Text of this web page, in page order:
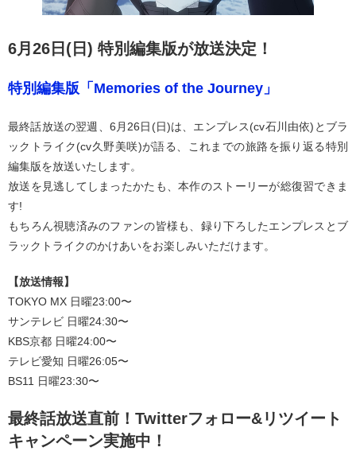
6月26日(日) 特別編集版が放送決定！
特別編集版「Memories of the Journey」
最終話放送の翌週、6月26日(日)は、エンプレス(cv石川由依)とブラ
ックトライク(cv久野美咲)が語る、これまでの旅路を振り返る特別
編集版を放送いたします。
放送を見逃してしまったかたも、本作のストーリーが総復習できま
す!
もちろん視聴済みのファンの皆様も、録り下ろしたエンプレスとブ
ラックトライクのかけあいをお楽しみいただけます。
【放送情報】
TOKYO MX 日曜23:00〜
サンテレビ 日曜24:30〜
KBS京都 日曜24:00〜
テレビ愛知 日曜26:05〜
BS11 日曜23:30〜
最終話放送直前！Twitterフォロー&リツイート
キャンペーン実施中！